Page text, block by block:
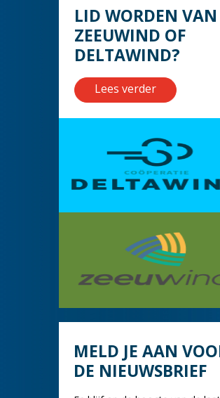
LID WORDEN VAN
ZEEUWIND OF
DELTAWIND?
Lees verder
MELD JE AAN
DE NIEUWSBRIEF